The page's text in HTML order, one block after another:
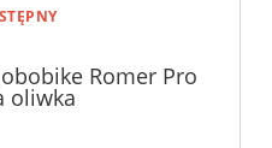
Romer Pro
oliwka